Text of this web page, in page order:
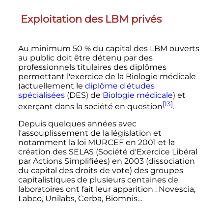
Exploitation des LBM privés
Au minimum 50 % du capital des LBM ouverts
au public doit être détenu par des
professionnels titulaires des diplômes
permettant l'exercice de la Biologie médicale
(actuellement le diplôme d'études
spécialisées(DES) de Biologie médicale) et
exerçant dans la société en question[13].
Depuis quelques années avec
l'assouplissement de la législation et
notamment la loi MURCEF en 2001 et la
création des SELAS (Société d'Exercice Libéral
par Actions Simplifiées) en 2003 (dissociation
du capital des droits de vote) des groupes
capitalistiques de plusieurs centaines de
laboratoires ont fait leur apparition : Novescia,
Labco, Unilabs, Cerba, Biomnis…